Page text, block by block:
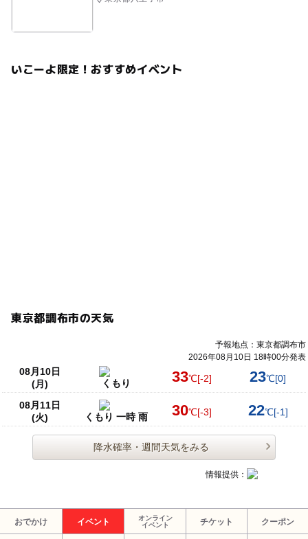
いこーよ限定！おすすめイベント
東京都調布市の天気
予報地点：東京都調布市
2026年08月10日 18時00分発表
08月10日
(月)
くもり 33℃[-2] 23℃[0]
08月11日
(火)
くもり 一時 雨 30℃[-3] 22℃[-1]
降水確率・週間天気をみる
情報提供：
おでかけ イベント
オンライン
イベント
チケット クーポン